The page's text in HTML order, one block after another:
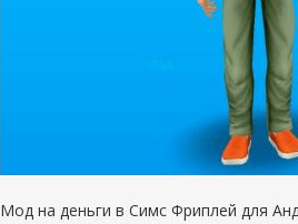
Мод на деньги в Симс Фриплей для